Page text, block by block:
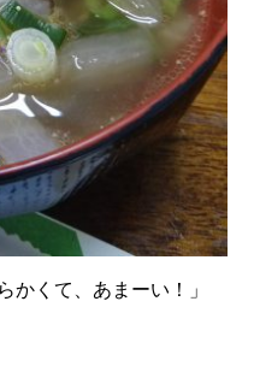
かくて、あまーい！」